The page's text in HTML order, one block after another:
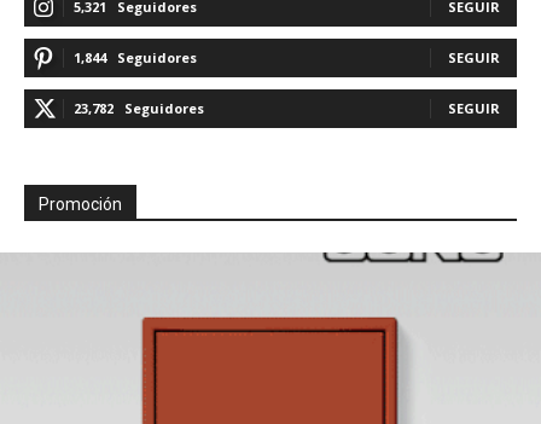
5,321 Seguidores SEGUIR
1,844 Seguidores SEGUIR
23,782 Seguidores SEGUIR
Promoción